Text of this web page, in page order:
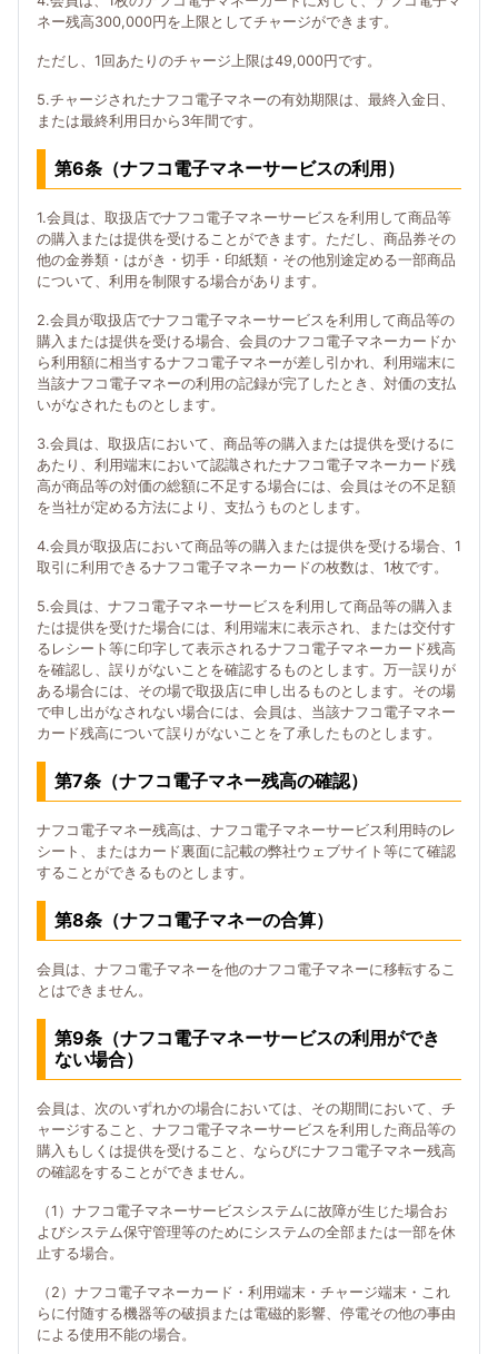
ネー残高300,000円を上限としてチャージができます。
ただし、1回あたりのチャージ上限は49,000円です。
5.チャージされたナフコ電子マネーの有効期限は、最終入金日、
または最終利用日から3年間です。
第6条（ナフコ電子マネーサービスの利用）
1.会員は、取扱店でナフコ電子マネーサービスを利用して商品等
の購入または提供を受けることができます。ただし、商品券その
他の金券類・はがき・切手・印紙類・その他別途定める一部商品
について、利用を制限する場合があります。
2.会員が取扱店でナフコ電子マネーサービスを利用して商品等の
購入または提供を受ける場合、会員のナフコ電子マネーカードか
ら利用額に相当するナフコ電子マネーが差し引かれ、利用端末に
当該ナフコ電子マネーの利用の記録が完了したとき、対価の支払
いがなされたものとします。
3.会員は、取扱店において、商品等の購入または提供を受けるに
あたり、利用端末において認識されたナフコ電子マネーカード残
高が商品等の対価の総額に不足する場合には、会員はその不足額
を当社が定める方法により、支払うものとします。
4.会員が取扱店において商品等の購入または提供を受ける場合、1
取引に利用できるナフコ電子マネーカードの枚数は、1枚です。
5.会員は、ナフコ電子マネーサービスを利用して商品等の購入ま
たは提供を受けた場合には、利用端末に表示され、または交付す
るレシート等に印字して表示されるナフコ電子マネーカード残高
を確認し、誤りがないことを確認するものとします。万一誤りが
ある場合には、その場で取扱店に申し出るものとします。その場
で申し出がなされない場合には、会員は、当該ナフコ電子マネー
カード残高について誤りがないことを了承したものとします。
第7条（ナフコ電子マネー残高の確認）
ナフコ電子マネー残高は、ナフコ電子マネーサービス利用時のレ
シート、またはカード裏面に記載の弊社ウェブサイト等にて確認
することができるものとします。
第8条（ナフコ電子マネーの合算）
会員は、ナフコ電子マネーを他のナフコ電子マネーに移転するこ
とはできません。
第9条（ナフコ電子マネーサービスの利用ができ
ない場合）
会員は、次のいずれかの場合においては、その期間において、チ
ャージすること、ナフコ電子マネーサービスを利用した商品等の
購入もしくは提供を受けること、ならびにナフコ電子マネー残高
の確認をすることができません。
（1）ナフコ電子マネーサービスシステムに故障が生じた場合お
よびシステム保守管理等のためにシステムの全部または一部を休
止する場合。
（2）ナフコ電子マネーカード・利用端末・チャージ端末・これ
らに付随する機器等の破損または電磁的影響、停電その他の事由
による使用不能の場合。